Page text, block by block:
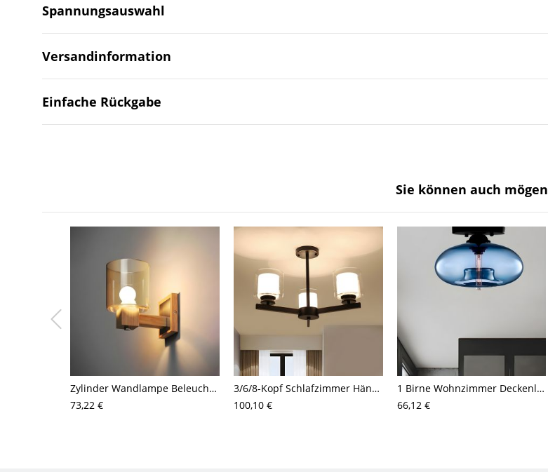
Spannungsauswahl
Versandinformation
Einfache Rückgabe
Sie können auch mögen
Zylinder Wandlampe Beleuchtung Modernes Cognac Glas 1 Kopf Schlafzimmer Wandmontage Lampe aus Holz
73,22 €
3/6/8-Kopf Schlafzimmer Hängelampe Moderner Stil Schwarz/Gold/Silber Kronleuchter mit zylindrischem klarem Glasschirm
100,10 €
1 Birne Wohnzimmer Deckenleuchte Zeitgenössische Schwarze Deckenmontierte Vorrichtung mit Ovaler Bernstein/Kaffee/Himmelblauer Glasschirm
66,12 €